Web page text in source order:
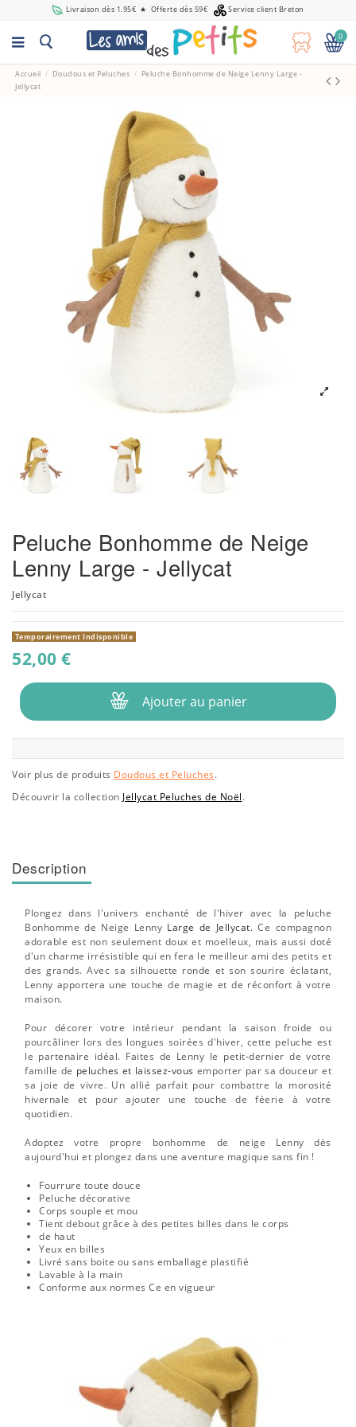
Livraison dès 1.95€ ★ Offerte dès 59€ Service client Breton
0
Accueil Doudous et Peluches
Peluche Bonhomme de Neige Lenny Large -
Jellycat
Peluche Bonhomme de Neige
Lenny Large - Jellycat
Jellycat
Temporairement Indisponible
52,00 €
Ajouter au panier
Voir plus de produits Doudous et Peluches.
Découvrir la collection Jellycat Peluches de Noël.
Description
Plongez dans l'univers enchanté de l'hiver avec la peluche
Bonhomme de Neige Lenny Large de Jellycat. Ce compagnon
adorable est non seulement doux et moelleux, mais aussi doté
d'un charme irrésistible qui en fera le meilleur ami des petits et
des grands. Avec sa silhouette ronde et son sourire éclatant,
Lenny apportera une touche de magie et de réconfort à votre
maison.
Pour décorer votre intérieur pendant la saison froide ou
pourcâliner lors des longues soirées d'hiver, cette peluche est
le partenaire idéal. Faites de Lenny le petit-dernier de votre
famille de peluches et laissez-vous emporter par sa douceur et
sa joie de vivre. Un allié parfait pour combattre la morosité
hivernale et pour ajouter une touche de féerie à votre
quotidien.
Adoptez votre propre bonhomme de neige Lenny dès
aujourd'hui et plongez dans une aventure magique sans fin !
Fourrure toute douce
Peluche décorative
Corps souple et mou
Tient debout grâce à des petites billes dans le corps
de haut
Yeux en billes
Livré sans boite ou sans emballage plastifié
Lavable à la main
Conforme aux normes Ce en vigueur